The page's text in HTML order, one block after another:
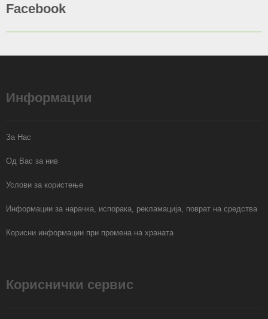
Facebook
Информации
За Нас
Од Вас за нив
Услови за користење
Информации за нарачка, испорака, рекламација, поврат на средства
Корисни информации при промена на храната
Кориснички сервис